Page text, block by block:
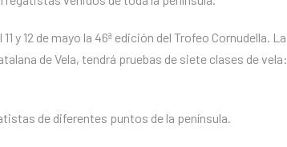
y 12 de mayo la 46ª edición del Trofeo Cornudella. La
de Vela, tendrá pruebas de siete clases de vela:
de diferentes puntos de la península.